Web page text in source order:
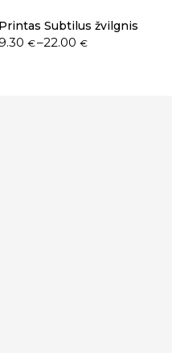
Printas Subtilus žvilgnis
€–22.00 €